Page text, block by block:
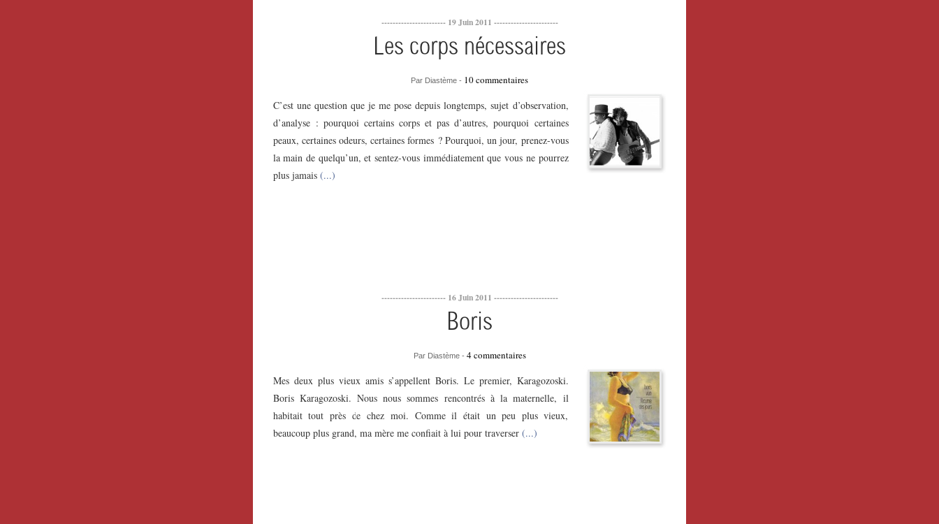
----------------------- 19 Juin 2011 -----------------------
Les corps nécessaires
Par Diastème - 10 commentaires
C’est une question que je me pose depuis longtemps, sujet d’observation,
d’analyse : pourquoi certains corps et pas d’autres, pourquoi certaines
peaux, certaines odeurs, certaines formes ? Pourquoi, un jour, prenez-vous
la main de quelqu’un, et sentez-vous immédiatement que vous ne pourrez
plus jamais (...)
----------------------- 16 Juin 2011 -----------------------
Boris
Par Diastème - 4 commentaires
Mes deux plus vieux amis s’appellent Boris. Le premier, Karagozoski.
Boris Karagozoski. Nous nous sommes rencontrés à la maternelle, il
habitait tout près de chez moi. Comme il était un peu plus vieux,
beaucoup plus grand, ma mère me confiait à lui pour traverser (...)